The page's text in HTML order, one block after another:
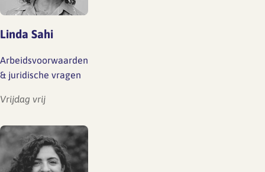
Linda Sahi
Arbeidsvoorwaarden
& juridische vragen
Vrijdag vrij